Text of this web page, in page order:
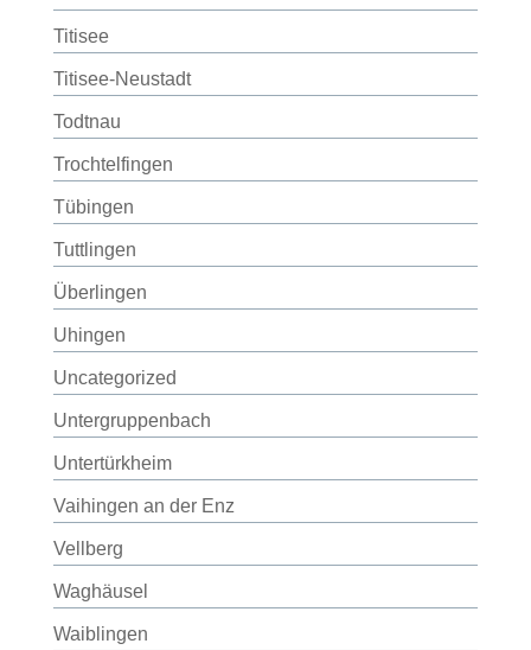
Titisee
Titisee-Neustadt
Todtnau
Trochtelfingen
Tübingen
Tuttlingen
Überlingen
Uhingen
Uncategorized
Untergruppenbach
Untertürkheim
Vaihingen an der Enz
Vellberg
Waghäusel
Waiblingen